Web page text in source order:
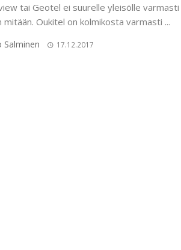
tai Geotel ei suurelle yleisölle varmasti
mitään. Oukitel on kolmikosta varmasti ...
Salminen 17.12.2017